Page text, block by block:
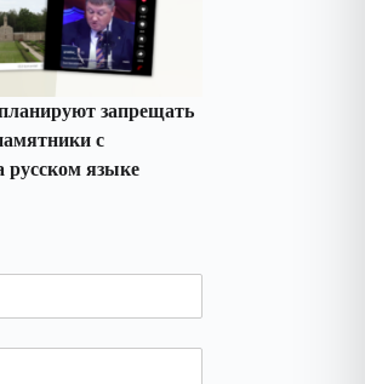
запрещать
с
русском языке